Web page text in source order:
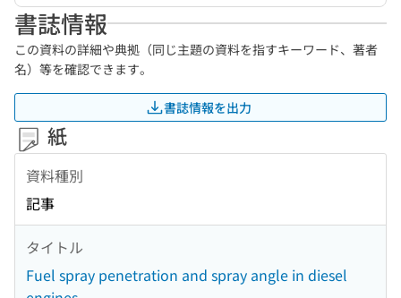
書誌情報
この資料の詳細や典拠（同じ主題の資料を指すキーワード、著者
名）等を確認できます。
書誌情報を出力
紙
資料種別
記事
タイトル
Fuel spray penetration and spray angle in diesel